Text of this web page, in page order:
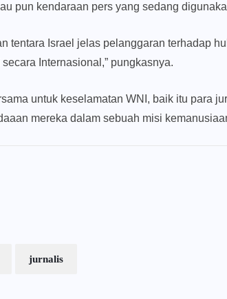
pun kendaraan pers yang sedang
tentara Israel jelas pelanggaran terhadap
Internasional,” pungkasnya.
untuk keselamatan WNI, baik itu para
mereka dalam sebuah misi
jurnalis